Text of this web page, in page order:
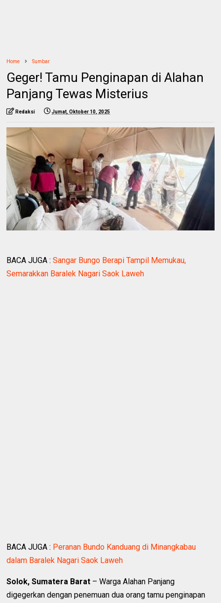
Home Sumbar
Geger! Tamu Penginapan di Alahan
Panjang Tewas Misterius
Redaksi Jumat, Oktober 10, 2025
BACA JUGA :Sangar Bungo Berapi Tampil Memukau,
Semarakkan Baralek Nagari Saok Laweh
BACA JUGA : Peranan Bundo Kanduang di Minangkabau
dalam Baralek Nagari Saok Laweh
Solok, Sumatera Barat – Warga Alahan Panjang
digegerkan dengan penemuan dua orang tamu penginapan